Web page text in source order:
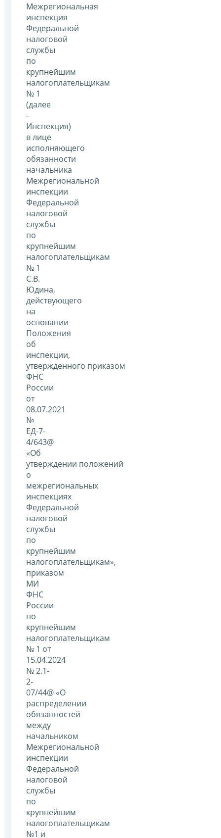
Межрегиональная
инспекция
Федеральной
налоговой
службы
по
крупнейшим
налогоплательщикам
№ 1
(далее
-
Инспекция)
в лице
исполняющего
обязанности
начальника
Межрегиональной
инспекции
Федеральной
налоговой
службы
по
крупнейшим
налогоплательщикам
№ 1
С.В.
Юдина,
действующего
на
основании
Положения
об
инспекции,
утвержденного приказом
ФНС
России
от
08.07.2021
№
ЕД-7-
4/643@
«Об
утверждении положений
о
межрегиональных
инспекциях
Федеральной
налоговой
службы
по
крупнейшим
налогоплательщикам»,
приказом
МИ
ФНС
России
по
крупнейшим
налогоплательщикам
№ 1 от
15.04.2024
№ 2.1-
2-
07/44@ «О
распределении
обязанностей
между
начальником
Межрегиональной
инспекции
Федеральной
налоговой
службы
по
крупнейшим
налогоплательщикам
№1 и